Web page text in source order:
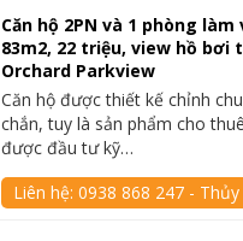
Căn hộ 2PN và 1 phòng làm
83m2, 22 triệu, view hồ bơi
Orchard Parkview
Căn hộ được thiết kế chỉnh
chắn, tuy là sản phẩm cho
được đầu tư kỹ…
Liên hệ:0938 868 247 -